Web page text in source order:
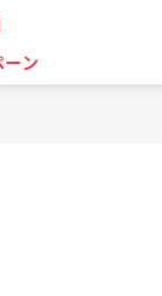
ーン